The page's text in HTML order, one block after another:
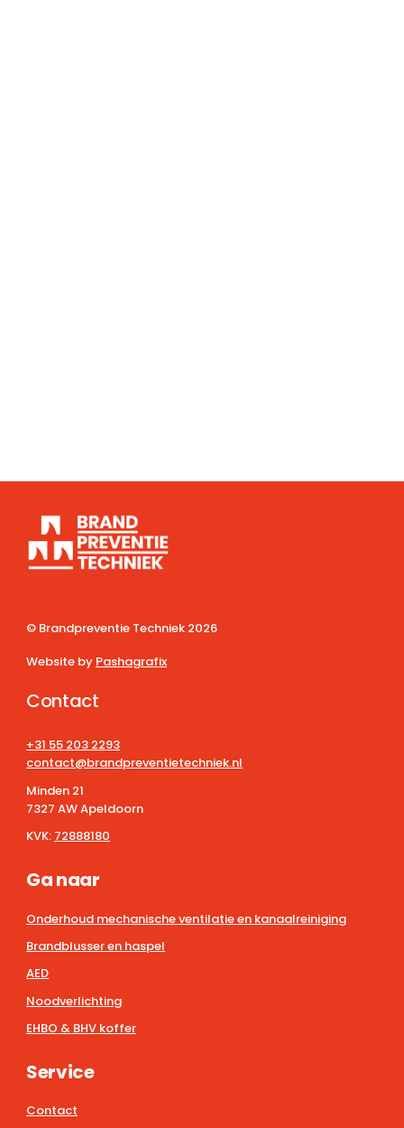
© Brandpreventie Techniek 2026
Website by Pashagrafix
Contact
+31 55 203 2293
contact@brandpreventietechniek.nl
Minden 21
7327 AW Apeldoorn
KVK: 72888180
Ga naar
Onderhoud mechanische ventilatie en kanaalreiniging
Brandblusser en haspel
AED
Noodverlichting
EHBO & BHV koffer
Service
Contact